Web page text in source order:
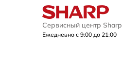
Сервисный центр Sharp
Ежедневно с 9:00 до 21:00